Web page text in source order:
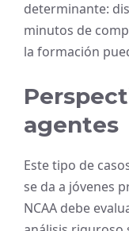
determinante:
minutos de
la formación
agentes
Este tipo de
se da a jóvenes
NCAA debe